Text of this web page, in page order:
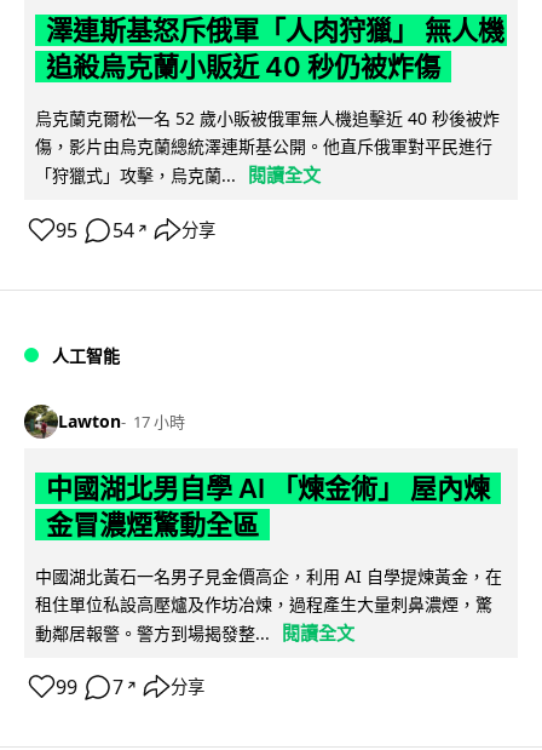
澤連斯基怒斥俄軍「人肉狩獵」 無人機
追殺烏克蘭小販近 40 秒仍被炸傷
烏克蘭克爾松一名 52 歲小販被俄軍無人機追擊近 40 秒後被炸
傷，影片由烏克蘭總統澤連斯基公開。他直斥俄軍對平民進行
「狩獵式」攻擊，烏克蘭...
閱讀全文
95 54 ↗ 分享
人工智能
Lawton 17 小時
中國湖北男自學 AI 「煉金術」 屋內煉
金冒濃煙驚動全區
中國湖北黃石一名男子見金價高企，利用 AI 自學提煉黃金，在
租住單位私設高壓爐及作坊冶煉，過程產生大量刺鼻濃煙，驚
動鄰居報警。警方到場揭發整...
閱讀全文
99 7 ↗ 分享